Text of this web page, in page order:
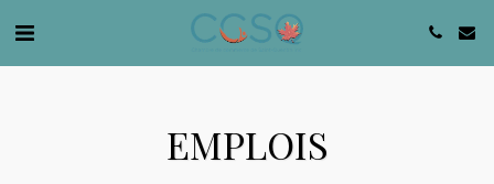
EMPLOIS